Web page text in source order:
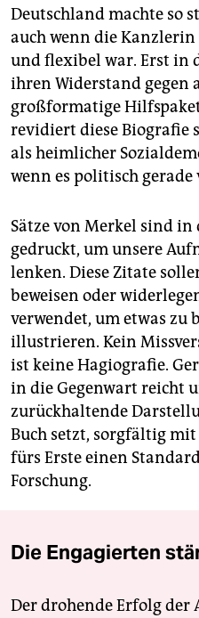
Deutschland machte so
auch wenn die
und flexibel war. Erst in
ihren Widerstand gegen
großformatige
revidiert diese Biografie
als heimlicher
wenn es politisch
Sätze von Merkel sind
gedruckt, um unsere
lenken. Diese Zitate
beweisen oder
verwendet, um etwas zu
illustrieren. Kein
ist keine Hagiografie.
in die Gegenwart reicht
zurückhaltende
Buch setzt, sorgfältig mit
fürs Erste einen
Forschung.
Die Engagierten
Der drohende Erfolg der